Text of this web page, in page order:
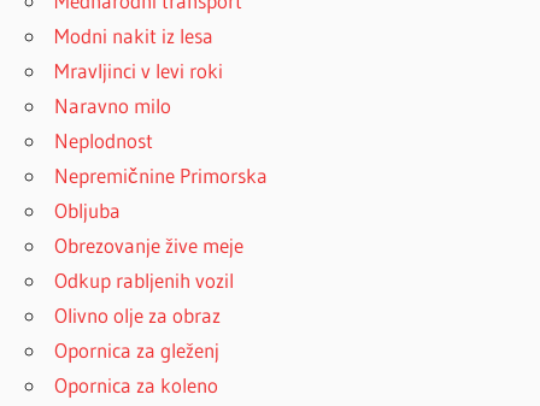
Modni nakit iz lesa
Mravljinci v levi roki
Naravno milo
Neplodnost
Nepremičnine Primorska
Obljuba
Obrezovanje žive meje
Odkup rabljenih vozil
Olivno olje za obraz
Opornica za gleženj
Opornica za koleno